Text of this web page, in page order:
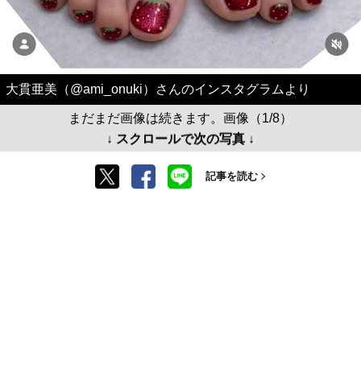
大貫亜美（@ami_onuki）さんのインスタグラムより
まだまだ画像は続きます。画像（1/8）
↓ スクロールで次の写真 ↓
記事を読む